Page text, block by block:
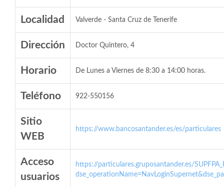
Localidad Valverde - Santa Cruz de Tenerife
Dirección Doctor Quintero, 4
Horario De Lunes a Viernes de 8:30 a 14:00 horas.
Teléfono 922-550156
Sitio
WEB
https://www.bancosantander.es/es/particulares
Acceso
usuarios
https://particulares.gruposantander.es/